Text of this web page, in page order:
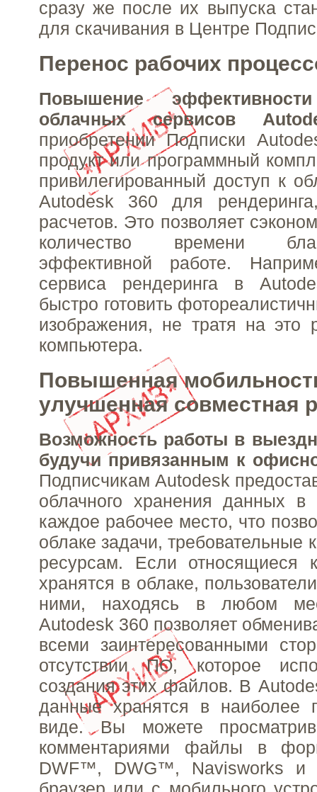
сразу же после их выпуска
для скачивания в Центре
Перенос рабочих
Повышение
облачных сервисов
приобретении Подписки
продукт или программный
привилегированный доступ к
Autodesk 360 для
расчетов. Это позволяет
количество времени
эффективной работе.
сервиса рендеринга в
быстро готовить
изображения, не тратя на это
компьютера.
Повышенная
улучшенная совместная
Возможность работы в
будучи привязанным к
Подписчикам Autodesk
облачного хранения данных
каждое рабочее место, что
облаке задачи, требовательные
ресурсам. Если относящиеся
хранятся в облаке,
ними, находясь в любом
Autodesk 360 позволяет
всеми заинтересованными
отсутствии ПО, которое
создания этих файлов. В
данные хранятся в наиболее
виде. Вы можете
комментариями файлы в
DWF™, DWG™, Navisworks и